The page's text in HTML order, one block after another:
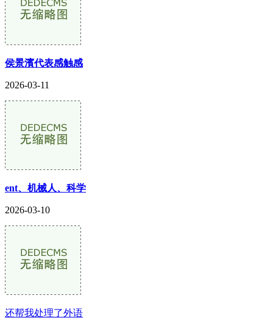
侯景濱代表感触感
2026-03-11
ent、机械人、科学
2026-03-10
还帮我处理了外语